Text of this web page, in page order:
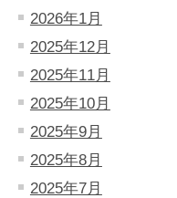
2026年1月
2025年12月
2025年11月
2025年10月
2025年9月
2025年8月
2025年7月